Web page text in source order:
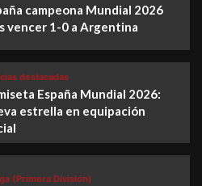
campeona Mundial 2026
vencer 1-0 a Argentina
destacadas
España Mundial 2026:
estrella en equipación
(Primera División)